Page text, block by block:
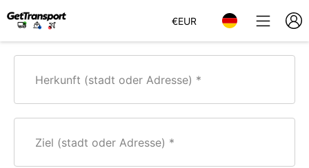
€EUR
Herkunft (stadt oder Adresse)
Ziel (stadt oder Adresse)